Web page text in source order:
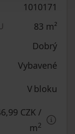
1010171
83 m²
Dobrý
Vybavené
V bloku
CZK /
m2